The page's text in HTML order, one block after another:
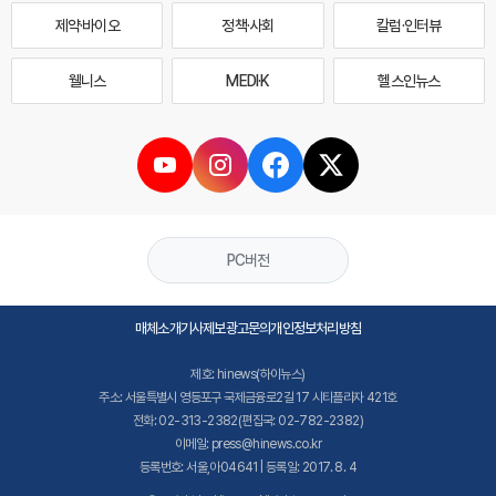
제약·바이오 정책·사회 칼럼·인터뷰
웰니스 MEDI·K 헬스인뉴스
PC버전
매체소개기사제보광고문의개인정보처리방침
제호: hinews(하이뉴스)
주소: 서울특별시 영등포구 국제금융로2길 17 시티플라자 421호
전화: 02-313-2382(편집국: 02-782-2382)
이메일: press@hinews.co.kr
등록번호: 서울,아04641 | 등록일: 2017. 8. 4